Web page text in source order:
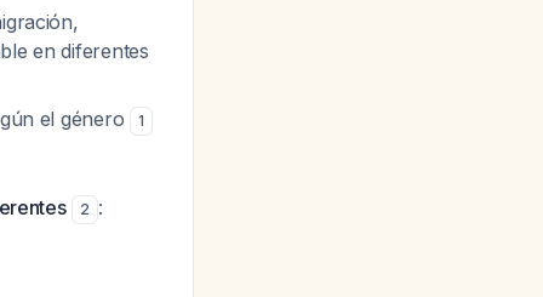
en diferentes
el género 1
2 :